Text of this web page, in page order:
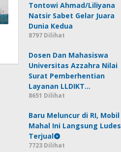
Tontowi Ahmad/Liliyana
Natsir Sabet Gelar Juara
Dunia Kedua
8797 Dilihat
Dosen Dan Mahasiswa
Universitas Azzahra Nilai
Surat Pemberhentian
Layanan LLDIKT…
8651 Dilihat
Baru Meluncur di RI, Mobil
Mahal Ini Langsung Ludes
Terjual
7723 Dilihat